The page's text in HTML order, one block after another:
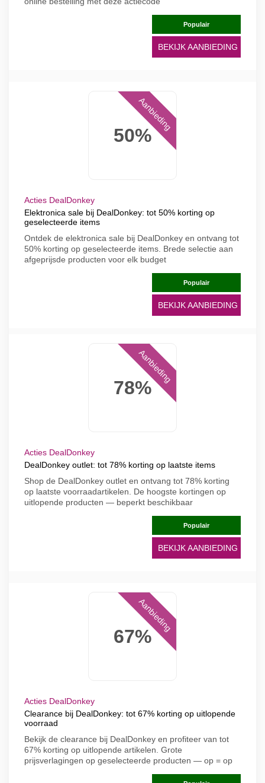
Populair
BEKIJK AANBIEDING
50%
Aanbieding
Acties DealDonkey
Elektronica sale bij DealDonkey: tot 50% korting op
geselecteerde items
Ontdek de elektronica sale bij DealDonkey en ontvang tot
50% korting op geselecteerde items. Brede selectie aan
afgeprijsde producten voor elk budget
Populair
BEKIJK AANBIEDING
78%
Aanbieding
Acties DealDonkey
DealDonkey outlet: tot 78% korting op laatste items
Shop de DealDonkey outlet en ontvang tot 78% korting
op laatste voorraadartikelen. De hoogste kortingen op
uitlopende producten — beperkt beschikbaar
Populair
BEKIJK AANBIEDING
67%
Aanbieding
Acties DealDonkey
Clearance bij DealDonkey: tot 67% korting op uitlopende
voorraad
Bekijk de clearance bij DealDonkey en profiteer van tot
67% korting op uitlopende artikelen. Grote
prijsverlagingen op geselecteerde producten — op = op